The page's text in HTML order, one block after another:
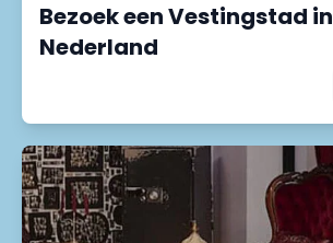
Bezoek een Vestingstad in
Nederland